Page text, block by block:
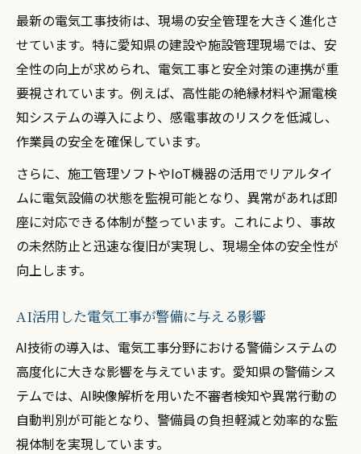
最新の電気工事技術は、現場の安全管理を大きく進化さ
せています。特に愛知県の建設や施設管理現場では、安
全性の向上が求められ、電気工事と安全対策の連携が重
要視されています。例えば、高性能の絶縁材料や漏電検
知システムの導入により、感電事故のリスクを低減し、
作業員の安全を確保しています。
さらに、施工管理ソフトやIoT機器の活用でリアルタイ
ムに電気設備の状態を監視可能となり、異常があれば即
座に対応できる体制が整っています。これにより、事故
の未然防止と迅速な復旧が実現し、現場全体の安全性が
向上します。
AI活用した電気工事が警備に与える影響
AI技術の導入は、電気工事分野における警備システムの
高度化に大きな影響を与えています。愛知県の警備シス
テムでは、AI映像解析を用いた不審者検知や異常行動の
自動判別が可能となり、警備員の負担軽減と効率的な監
視体制を実現しています。